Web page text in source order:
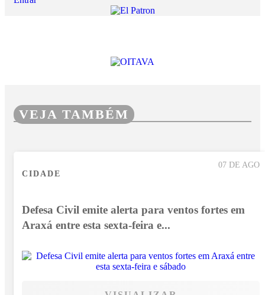
VEJA TAMBÉM
07 DE AGO
CIDADE
Defesa Civil emite alerta para ventos fortes em
Araxá entre esta sexta-feira e...